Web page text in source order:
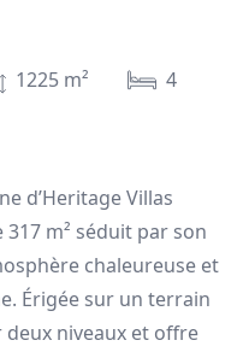
1225 m²
4
d’Heritage Villas
m² séduit par son
chaleureuse et
Érigée sur un terrain
deux niveaux et offre